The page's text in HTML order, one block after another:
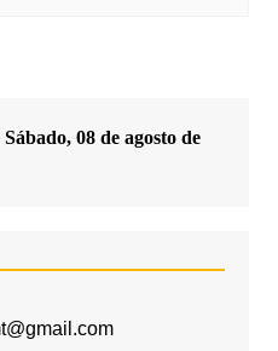
Sábado, 08 de agosto de